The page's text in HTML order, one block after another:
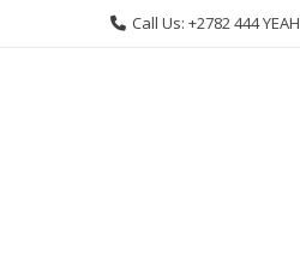
Call Us: +2782 444 YEAH